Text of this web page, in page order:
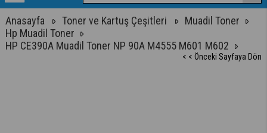
Anasayfa Toner ve Kartuş Çeşitleri
Muadil Toner
Hp Muadil Toner
HP CE390A Muadil Toner NP 90A M4555 M601 M602
< < Önceki Sayfaya Dön